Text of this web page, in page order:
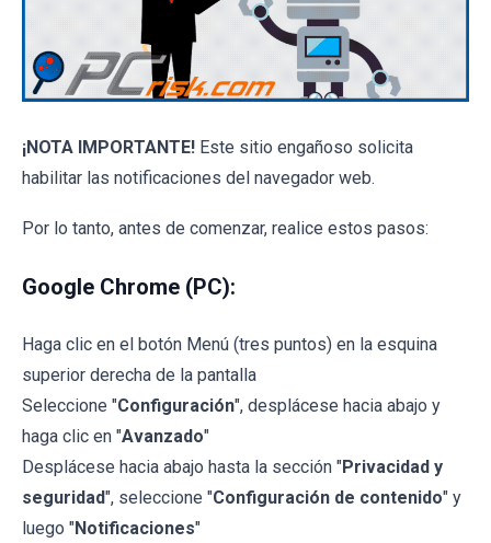
¡NOTA IMPORTANTE! Este sitio engañoso solicita
habilitar las notificaciones del navegador web.
Por lo tanto, antes de comenzar, realice estos pasos:
Google Chrome (PC):
Haga clic en el botón Menú (tres puntos) en la esquina
superior derecha de la pantalla
Seleccione "Configuración", desplácese hacia abajo y
haga clic en "Avanzado"
Desplácese hacia abajo hasta la sección "Privacidad y
seguridad", seleccione "Configuración de contenido" y
luego "Notificaciones"